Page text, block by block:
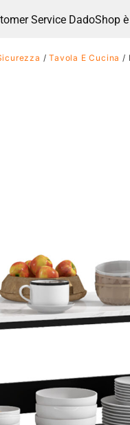
Service DadoShop
/Tavola E Cucina /